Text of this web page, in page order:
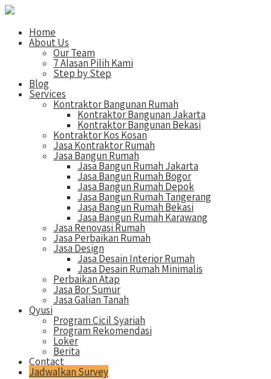
Home
About Us
Our Team
7 Alasan Pilih Kami
Step by Step
Blog
Services
Kontraktor Bangunan Rumah
Kontraktor Bangunan Jakarta
Kontraktor Bangunan Bekasi
Kontraktor Kos Kosan
Jasa Kontraktor Rumah
Jasa Bangun Rumah
Jasa Bangun Rumah Jakarta
Jasa Bangun Rumah Bogor
Jasa Bangun Rumah Depok
Jasa Bangun Rumah Tangerang
Jasa Bangun Rumah Bekasi
Jasa Bangun Rumah Karawang
Jasa Renovasi Rumah
Jasa Perbaikan Rumah
Jasa Design
Jasa Desain Interior Rumah
Jasa Desain Rumah Minimalis
Perbaikan Atap
Jasa Bor Sumur
Jasa Galian Tanah
Qyusi
Program Cicil Syariah
Program Rekomendasi
Loker
Berita
Contact
Jadwalkan Survey